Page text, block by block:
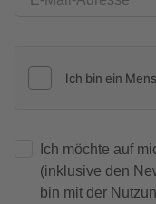
Ich möchte auf
(inklusive den
bin mit der